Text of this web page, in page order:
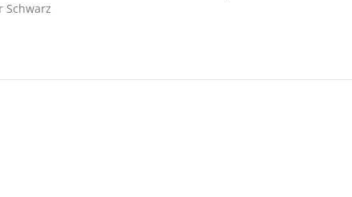
Schwarz